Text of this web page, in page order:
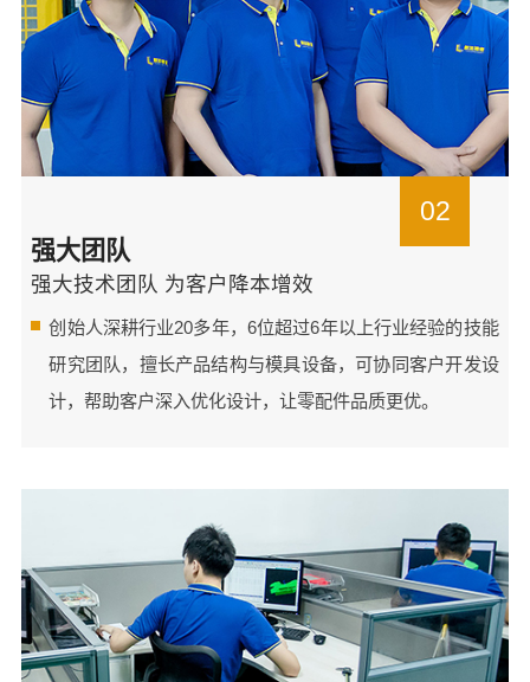
02
强大团队
强大技术团队 为客户降本增效
创始人深耕行业20多年，6位超过6年以上行业经验的技能
研究团队，擅长产品结构与模具设备，可协同客户开发设
计，帮助客户深入优化设计，让零配件品质更优。